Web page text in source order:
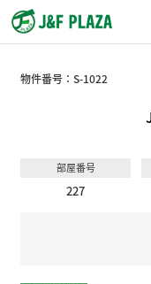
物件番号：S-1022
部屋番号
227